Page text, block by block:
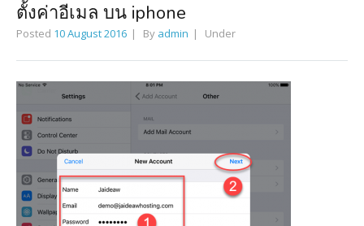
ตั้งค่าอีเมล บน iphone
Posted 10 August 2016 By admin Under